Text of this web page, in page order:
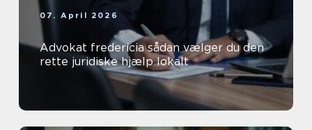
07. April 2026
Advokat fredericia sådan vælger du den
rette juridiske hjælp lokalt